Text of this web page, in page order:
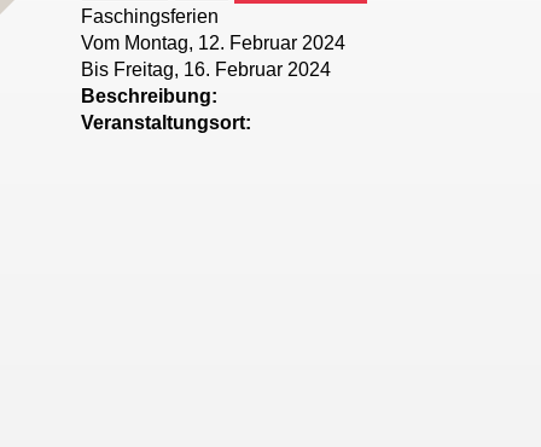
Faschingsferien
Vom Montag, 12. Februar 2024
Bis Freitag, 16. Februar 2024
Beschreibung:
Veranstaltungsort: